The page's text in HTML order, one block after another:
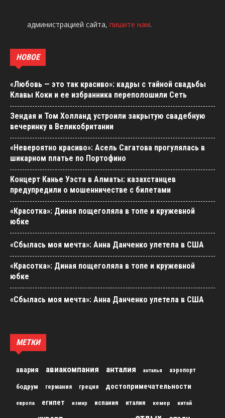
администрацией сайта, пишите нам.
НОВОЕ
«Любовь — это так красиво»: кадры с тайной свадьбы
Клавы Коки и ее избранника переполошили Сеть
Зендая и Том Холланд устроили закрытую свадебную
вечеринку в Великобритании
«Невероятно красиво»: Асель Сагатова прогулялась в
шикарном платье по Портофино
Концерт Канье Уэста в Алматы: казахстанцев
предупредили о мошенничестве с билетами
«Красотка»: Диная пощеголяла в топе и кружевной
юбке
«Сбылась моя мечта»: Анна Данченко улетела в США
«Красотка»: Диная пощеголяла в топе и кружевной
юбке
«Сбылась моя мечта»: Анна Данченко улетела в США
МЕТКИ
авария авиакомпания анталия анталья аэропорт
бодрум германия греция достопримечательности
европа египет измир испания италия кемер китай